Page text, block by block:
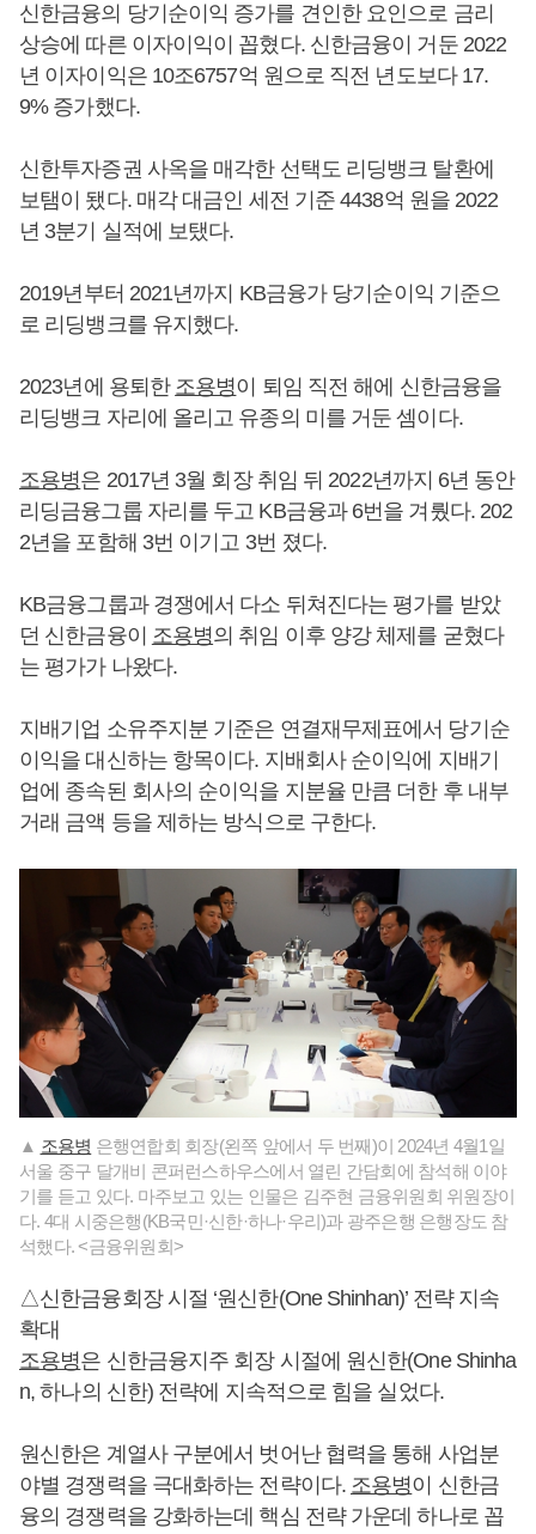
신한금융의 당기순이익 증가를 견인한 요인으로 금리
상승에 따른 이자이익이 꼽혔다. 신한금융이 거둔 2022
년 이자이익은 10조6757억 원으로 직전 년도보다 17.
9% 증가했다.
신한투자증권 사옥을 매각한 선택도 리딩뱅크 탈환에
보탬이 됐다. 매각 대금인 세전 기준 4438억 원을 2022
년 3분기 실적에 보탰다.
2019년부터 2021년까지 KB금융가 당기순이익 기준으
로 리딩뱅크를 유지했다.
2023년에 용퇴한 조용병이 퇴임 직전 해에 신한금융을
리딩뱅크 자리에 올리고 유종의 미를 거둔 셈이다.
조용병은 2017년 3월 회장 취임 뒤 2022년까지 6년 동안
리딩금융그룹 자리를 두고 KB금융과 6번을 겨뤘다. 202
2년을 포함해 3번 이기고 3번 졌다.
KB금융그룹과 경쟁에서 다소 뒤쳐진다는 평가를 받았
던 신한금융이 조용병의 취임 이후 양강 체제를 굳혔다
는 평가가 나왔다.
지배기업 소유주지분 기준은 연결재무제표에서 당기순
이익을 대신하는 항목이다. 지배회사 순이익에 지배기
업에 종속된 회사의 순이익을 지분율 만큼 더한 후 내부
거래 금액 등을 제하는 방식으로 구한다.
▲ 조용병 은행연합회 회장(왼쪽 앞에서 두 번째)이 2024년 4월1일
서울 중구 달개비 콘퍼런스하우스에서 열린 간담회에 참석해 이야
기를 듣고 있다. 마주보고 있는 인물은 김주현 금융위원회 위원장이
다. 4대 시중은행(KB국민·신한·하나·우리)과 광주은행 은행장도 참
석했다. <금융위원회>
△신한금융회장 시절 ‘원신한(One Shinhan)’ 전략 지속
확대
조용병은 신한금융지주 회장 시절에 원신한(One Shinha
n, 하나의 신한) 전략에 지속적으로 힘을 실었다.
원신한은 계열사 구분에서 벗어난 협력을 통해 사업분
야별 경쟁력을 극대화하는 전략이다. 조용병이 신한금
융의 경쟁력을 강화하는데 핵심 전략 가운데 하나로 꼽